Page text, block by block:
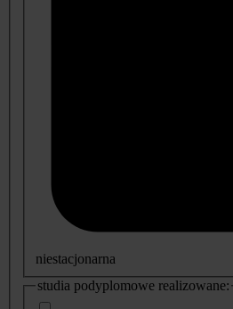
niestacjonarna
studia podyplomowe realizowane: